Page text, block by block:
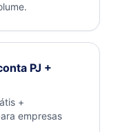
PJ +
+
empresas